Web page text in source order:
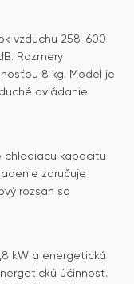
vzduchu 258-600
Rozmery
8 kg. Model je
ovládanie
chladiacu kapacitu
zaručuje
rozsah sa
kW a energetická
účinnosť.